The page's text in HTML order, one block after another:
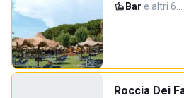
Bar·e altri 6…
Roccia Dei